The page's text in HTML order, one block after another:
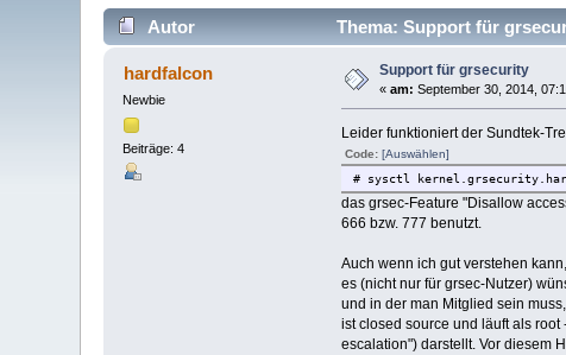
Autor Thema: Support für
hardfalcon
Newbie
Beiträge: 4
Support für grsecurity
«am: September 30, 2014,
Leider funktioniert der Sundtek-
Code: [Auswählen]
# sysctl
das grsec-Feature "Disallow
666 bzw. 777 benutzt.
Auch wenn ich gut verstehen
es (nicht nur für grsec-Nutzer)
und in der man Mitglied sein
ist closed source und läuft als
escalation") darstellt. Vor diesem